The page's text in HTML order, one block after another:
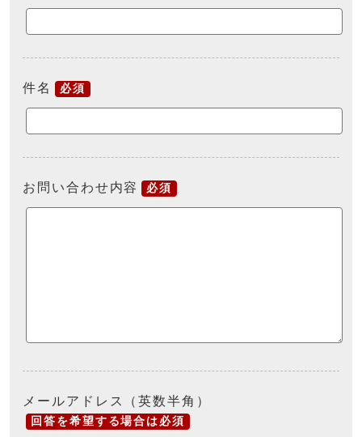
件名 必須
お問い合わせ内容 必須
メールアドレス（英数半角）
回答を希望する場合は必須